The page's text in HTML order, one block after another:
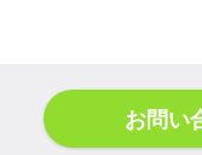
お問い